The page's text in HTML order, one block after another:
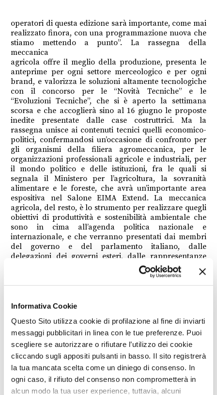
Informativa Cookie
Questo Sito utilizza cookie di profilazione al fine di inviarti
messaggi pubblicitari in linea con le tue preferenze. Puoi
scegliere se autorizzare o rifiutare l’utilizzo dei cookie
cliccando sugli appositi pulsanti in basso. Il sito registrerà
la tua mancata scelta come un diniego di consenso. In
ogni caso, il rifiuto del consenso non comprometterà in
alcun modo la tua user experience, tuttavia, alcuni
operatori di questa edizione sarà importante, come mai
realizzato finora, con una programmazione nuova che
stiamo mettendo a punto”. La rassegna della
meccanica
agricola offre il meglio della produzione, presenta le
anteprime per ogni settore merceologico e per ogni
brand, e valorizza le soluzioni altamente tecnologiche
con il concorso per le “Novità Tecniche” e le
“Evoluzioni Tecniche”, che si è aperto la settimana
scorsa e che accoglierà sino al 16 giugno le proposte
inedite presentate dalle case costruttrici. Ma la
rassegna unisce ai contenuti tecnici quelli economico-
politici, confermandosi un’occasione di confronto per
gli organismi della filiera agromeccanica, per le
organizzazioni professionali agricole e industriali, per
il mondo politico e delle istituzioni, fra le quali si
segnala il Ministero per l’agricoltura, la sovranità
alimentare e le foreste, che avrà un’importante area
espositiva nel Salone EIMA Extend. La meccanica
agricola, del resto, è lo strumento per realizzare quegli
obiettivi di produttività e sostenibilità ambientale che
sono in cima all’agenda politica nazionale e
internazionale, e che verranno presentati dai membri
del governo e del parlamento italiano, dalle
delegazioni dei governi esteri, dalle rappresentanze
diplomatiche e dalle delegazioni di europarlamentari
presenti alla rassegna. Il programma degli eventi – che
si prevede comprenderà non meno di 150 fra convegni,
temi tecnici, fra gli altri quelli su
robotizzate;Gestione dei dati in agricoltura: la
normativa, il progetto CEADS per lo “spazio comune
europeo” .Lavorare in sicurezza: i rischi, le buone
pratiche, gli “scudi tecnologici”;I crediti di carbonio
volontari: un incentivo importante per promuovere
forme di agricoltura e selvicoltura a basso impatto
ambientale. Ma verrà focalizzato anche su temi
politico-economici (vedi ad esempioEuropa-India: i